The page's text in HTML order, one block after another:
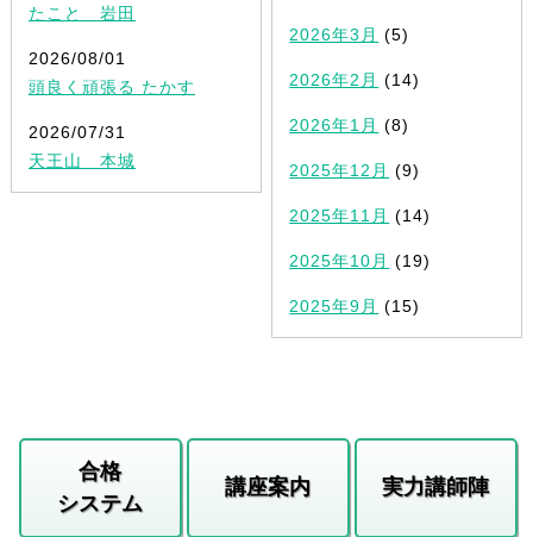
たこと 岩田
2026/08/01
頭良く頑張る たかす
2026/07/31
天王山 本城
2026年3月 (5)
2026年2月 (14)
2026年1月 (8)
2025年12月 (9)
2025年11月 (14)
2025年10月 (19)
2025年9月 (15)
合格
システム
講座案内 実力講師陣